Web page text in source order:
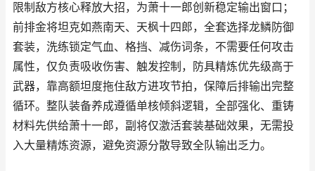
限制敌方核心释放大招，为萧十一郎创新稳定输出窗口；
前排金将坦克如燕南天、天枫十四郎，全套选择龙鳞防御
套装，洗练锁定气血、格挡、减伤词条，不需要任何攻击
属性，仅负责吸收伤害、触发控制，防具精炼优先级高于
武器，靠高额坦度拖住敌方进攻节拍，保障后排输出完整
循环。整队装备养成遵循单核倾斜逻辑，全部强化、重铸
材料先供给萧十一郎，副将仅激活套装基础效果，无需投
入大量精炼资源，避免资源分散导致全队输出乏力。